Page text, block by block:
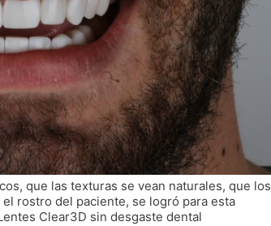
que las texturas se vean naturales, que los
rostro del paciente, se logró para esta
Clear3D sin desgaste dental